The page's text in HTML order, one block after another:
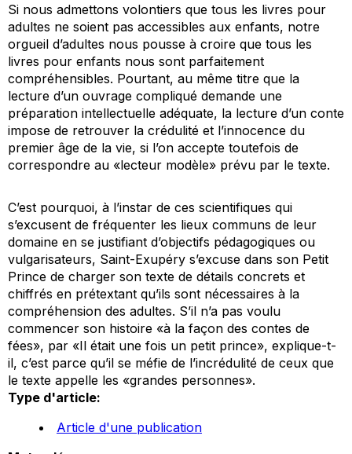
Si nous admettons volontiers que tous les livres pour
adultes ne soient pas accessibles aux enfants, notre
orgueil d’adultes nous pousse à croire que tous les
livres pour enfants nous sont parfaitement
compréhensibles. Pourtant, au même titre que la
lecture d’un ouvrage compliqué demande une
préparation intellectuelle adéquate, la lecture d’un conte
impose de retrouver la crédulité et l’innocence du
premier âge de la vie, si l’on accepte toutefois de
correspondre au «lecteur modèle» prévu par le texte.
C’est pourquoi, à l’instar de ces scientifiques qui
s’excusent de fréquenter les lieux communs de leur
domaine en se justifiant d’objectifs pédagogiques ou
vulgarisateurs, Saint-Exupéry s’excuse dans son Petit
Prince de charger son texte de détails concrets et
chiffrés en prétextant qu’ils sont nécessaires à la
compréhension des adultes. S’il n’a pas voulu
commencer son histoire «à la façon des contes de
fées», par «Il était une fois un petit prince», explique-t-
il, c’est parce qu’il se méfie de l’incrédulité de ceux que
le texte appelle les «grandes personnes».
Type d'article:
Article d'une publication